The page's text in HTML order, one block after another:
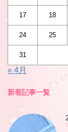
17 18
24 25
31
« 4月
新着記事一覧